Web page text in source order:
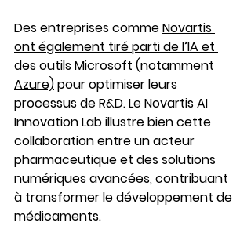
Des entreprises comme Novartis
ont également tiré parti de l’IA et
des outils Microsoft (notamment
Azure) pour optimiser leurs
processus de R&D. Le Novartis AI
Innovation Lab illustre bien cette
collaboration entre un acteur
pharmaceutique et des solutions
numériques avancées, contribuant
à transformer le développement de
médicaments.